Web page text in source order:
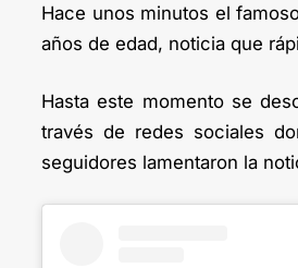
Hace unos minutos el
años de edad, noticia que
Hasta este momento se
través de redes sociales
seguidores lamentaron la